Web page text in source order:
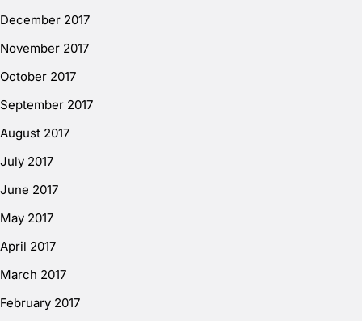
December 2017
November 2017
October 2017
September 2017
August 2017
July 2017
June 2017
May 2017
April 2017
March 2017
February 2017